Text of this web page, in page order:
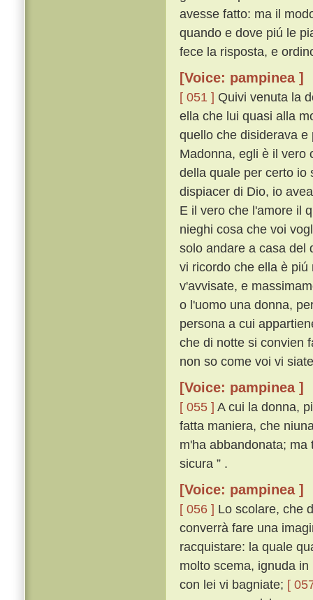
avesse fatto: ma il
quando e dove piú le
fece la risposta, e
[Voice: pampinea ]
[ 051 ] Quivi venuta la
ella che lui quasi alla
quello che disiderava
Madonna, egli è il vero
della quale per certo io
dispiacer di Dio, io
E il vero che l'amore il
nieghi cosa che voi
solo andare a casa del
vi ricordo che ella è
v'avvisate, e
o l'uomo una donna,
persona a cui
che di notte si convien
non so come voi vi
[Voice: pampinea ]
[ 055 ] A cui la donna,
fatta maniera, che
m'ha abbandonata;
sicura ” .
[Voice: pampinea ]
[ 056 ] Lo scolare, che
converrà fare una
racquistare: la quale
molto scema, ignuda
con lei vi bagniate; [